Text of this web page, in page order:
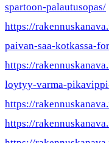
spartoon-palautusopas/
https://
paivan-saa-kotkassa-
https://
loytyy-varma-
https://
https://